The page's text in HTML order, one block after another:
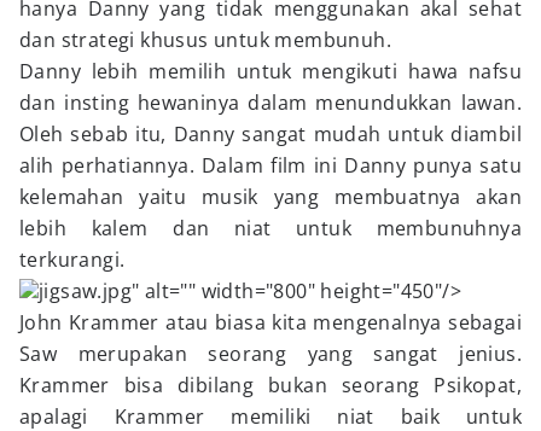
hanya Danny yang tidak menggunakan akal sehat
dan strategi khusus untuk membunuh.
Danny lebih memilih untuk mengikuti hawa nafsu
dan insting hewaninya dalam menundukkan lawan.
Oleh sebab itu, Danny sangat mudah untuk diambil
alih perhatiannya. Dalam film ini Danny punya satu
kelemahan yaitu musik yang membuatnya akan
lebih kalem dan niat untuk membunuhnya
terkurangi.
jigsaw.jpg" alt="" width="800" height="450"/>
John Krammer atau biasa kita mengenalnya sebagai
Saw merupakan seorang yang sangat jenius.
Krammer bisa dibilang bukan seorang Psikopat,
apalagi Krammer memiliki niat baik untuk